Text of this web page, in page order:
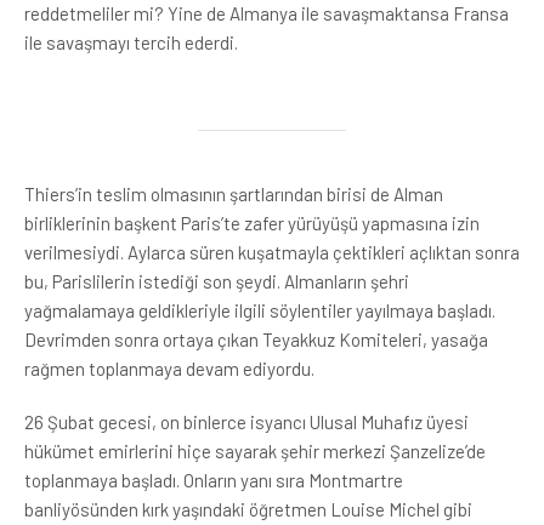
reddetmeliler mi? Yine de Almanya ile savaşmaktansa Fransa
ile savaşmayı tercih ederdi.
Thiers’in teslim olmasının şartlarından birisi de Alman
birliklerinin başkent Paris’te zafer yürüyüşü yapmasına izin
verilmesiydi. Aylarca süren kuşatmayla çektikleri açlıktan sonra
bu, Parislilerin istediği son şeydi. Almanların şehri
yağmalamaya geldikleriyle ilgili söylentiler yayılmaya başladı.
Devrimden sonra ortaya çıkan Teyakkuz Komiteleri, yasağa
rağmen toplanmaya devam ediyordu.
26 Şubat gecesi, on binlerce isyancı Ulusal Muhafız üyesi
hükümet emirlerini hiçe sayarak şehir merkezi Şanzelize’de
toplanmaya başladı. Onların yanı sıra Montmartre
banliyösünden kırk yaşındaki öğretmen Louise Michel gibi